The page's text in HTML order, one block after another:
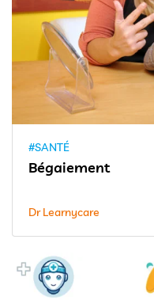
#SANTÉ
Bégaiement
Dr Learnycare